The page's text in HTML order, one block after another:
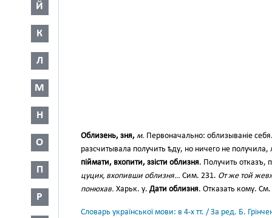
Й
К
Л
М
Н
О
П
Р
Облизень, зня, м. Первоначально: облизываніе
разсчитывала получить ѣду, но ничего не
піймати, вхопити, ззісти облизня. Получить отказъ,
цуцик, вхопивши облизня… Сим. 231. От же той
понюхав. Харьк. у. Дати облизня. Отказать кому. См.
Словарь української мови: в 4-х тт. / За ред. Б.